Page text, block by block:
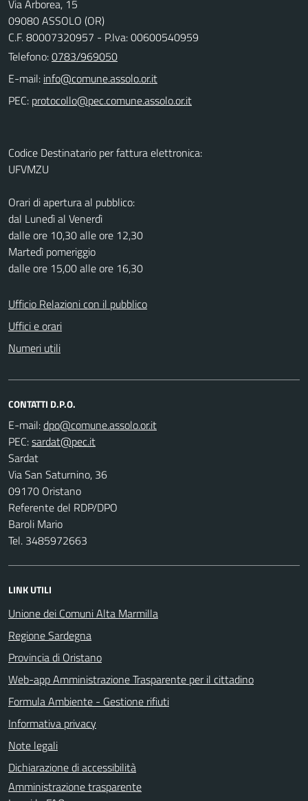
Via Arborea, 15
09080 ASSOLO (OR)
C.F. 80007320957 - P.Iva: 00600540959
Telefono:0783/969050
E-mail:
PEC:
Codice Destinatario per fattura elettronica:
UFVMZU
Orari di apertura al pubblico:
dal Lunedì al Venerdì
dalle ore 10,30 alle ore 12,30
Martedì pomeriggio
dalle ore 15,00 alle ore 16,30
Ufficio Relazioni con il pubblico
Uffici e orari
Numeri utili
CONTATTI D.P.O.
E-mail:
PEC:
Sardat
Via San Saturnino, 36
09170 Oristano
Referente del RDP/DPO
Baroli Mario
Tel. 3485972663
LINK UTILI
Unione dei Comuni Alta Marmilla
Regione Sardegna
Provincia di Oristano
Web-app Amministrazione Trasparente per il cittadino
Formula Ambiente - Gestione rifiuti
Informativa privacy
Note legali
Dichiarazione di accessibilità
Amministrazione trasparente